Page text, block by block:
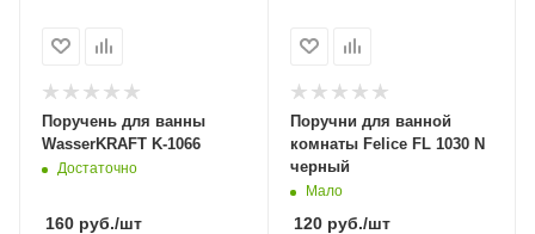
Поручень для ванны
WasserKRAFT K-1066
Достаточно
160 руб./шт
Поручни для ванной
комнаты Felice FL 1030 N
черный
Мало
120руб./шт